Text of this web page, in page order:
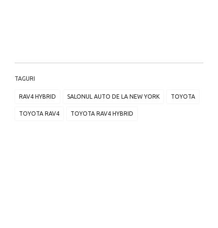
TAGURI
RAV4 HYBRID SALONUL AUTO DE LA NEW YORK TOYOTA
TOYOTA RAV4 TOYOTA RAV4 HYBRID